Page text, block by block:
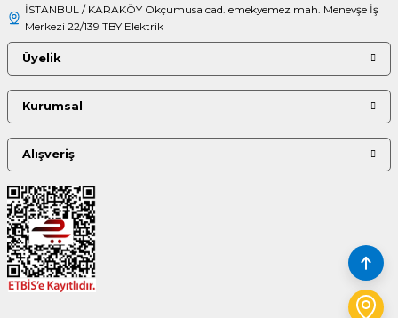
İSTANBUL / KARAKÖY Okçumusa cad. emekyemez mah. Menevşe İş
Merkezi 22/139 TBY Elektrik
Üyelik
Kurumsal
Alışveriş